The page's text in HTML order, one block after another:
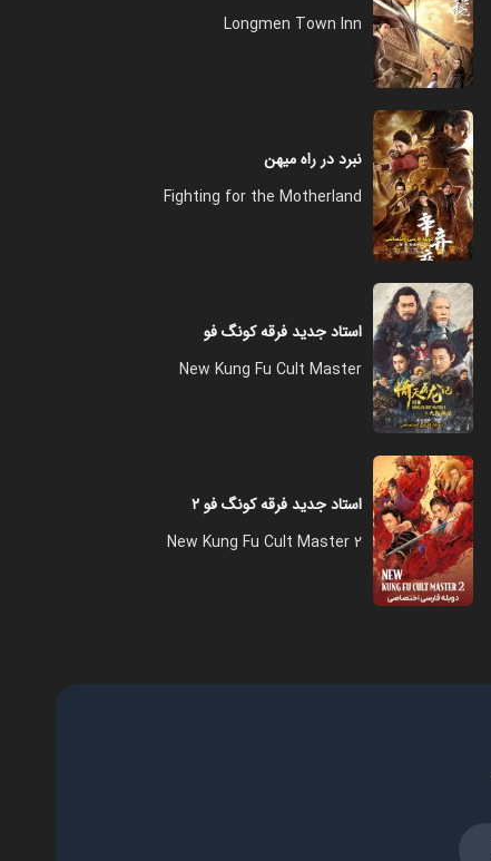
Longmen Town Inn
نبرد در راه میهن
Fighting for the Motherland
استاد جدید فرقه کونگ فو
New Kung Fu Cult Master
استاد جدید فرقه کونگ فو ۲
New Kung Fu Cult Master 2